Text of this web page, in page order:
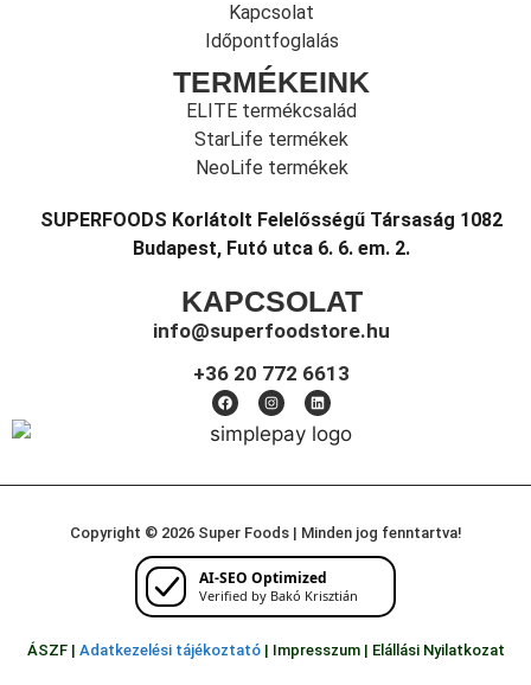
Kapcsolat
Időpontfoglalás
TERMÉKEINK
ELITE termékcsalád
StarLife termékek
NeoLife termékek
SUPERFOODS Korlátolt Felelősségű Társaság 1082
Budapest, Futó utca 6. 6. em. 2.
KAPCSOLAT
info@superfoodstore.hu
+36 20 772 6613
Copyright © 2026 Super Foods | Minden jog fenntartva!
AI-SEO Optimized
Verified by Bakó Krisztián
ÁSZF | Adatkezelési tájékoztató| Impresszum| Elállási Nyilatkozat